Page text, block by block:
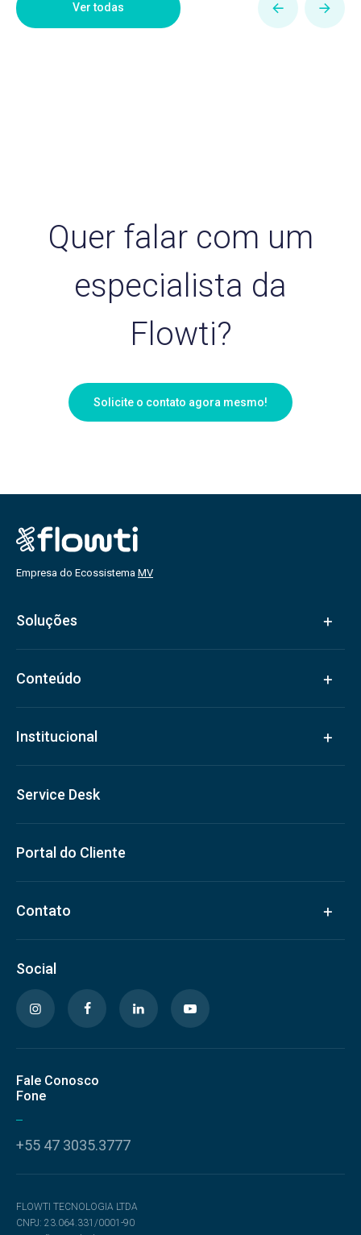
Ver todas
Quer falar com um
especialista da
Flowti?
Solicite o contato agora mesmo!
Empresa do Ecossistema MV
Soluções
Conteúdo
Institucional
Service Desk
Portal do Cliente
Contato
Social
Fale Conosco
Fone
+55 47 3035.3777
FLOWTI TECNOLOGIA LTDA
CNPJ: 23.064.331/0001-90